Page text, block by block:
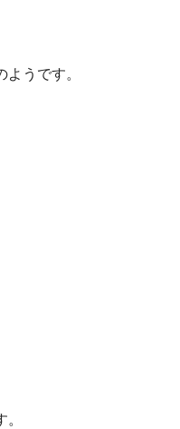
うです。